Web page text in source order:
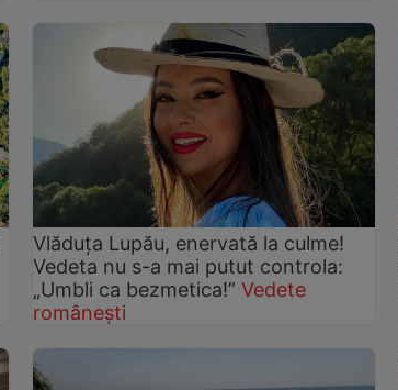
Vlăduța Lupău, enervată la culme!
Vedeta nu s-a mai putut controla:
„Umbli ca bezmetica!” Vedete
românești